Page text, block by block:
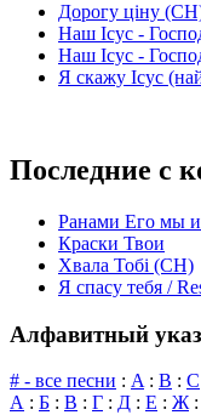
Дорогу ціну
Наш Ісус -
Наш Ісус -
Я скажу Ісус
Последние с
Ранами Его мы
Краски Твои
Хвала Тобі (СН)
Я спасу тебя /
Алфавитный
# - все песни : A : B : C
А : Б : В : Г : Д : Е : Ж :